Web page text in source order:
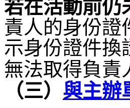
若在活動前仍
責人的身份證
示身份證件換
無法取得負責
（三） 與主辦